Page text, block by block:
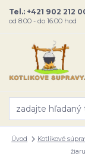
Tel.: +421 902 212
od 8:00 - do 16:00 hod
Úvod Kotlíkové